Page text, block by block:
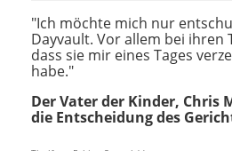
"Ich möchte mich nur
Dayvault. Vor allem bei ihren
dass sie mir eines Tages
habe."
Der Vater der Kinder, Chris
die Entscheidung des